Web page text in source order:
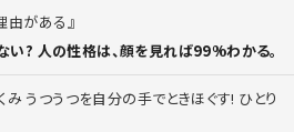
由がある
い? 人の性格は、顔を見れば99%わかる。
うつうつを自分の手でときほぐす! ひとり